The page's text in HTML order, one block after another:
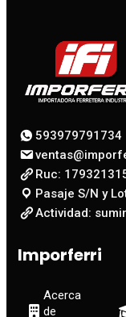
593979791734
Ruc:
Pasaje S/N y
Actividad:
Imporferri
Acerca
de